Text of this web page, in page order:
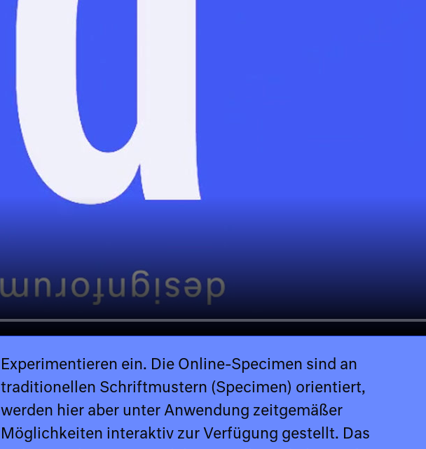
Experimentieren ein. Die Online-Specimen sind an
traditionellen Schriftmustern (Specimen) orientiert,
werden hier aber unter Anwendung zeitgemäßer
Möglichkeiten interaktiv zur Verfügung gestellt. Das